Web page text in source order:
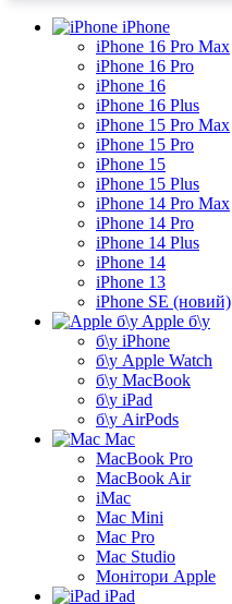
iPhone
iPhone 16 Pro Max
iPhone 16 Pro
iPhone 16
iPhone 16 Plus
iPhone 15 Pro Max
iPhone 15 Pro
iPhone 15
iPhone 15 Plus
iPhone 14 Pro Max
iPhone 14 Pro
iPhone 14 Plus
iPhone 14
iPhone 13
iPhone SE (новий)
Apple б\у
б\у iPhone
б\у Apple Watch
б\у MacBook
б\у iPad
б\у AirPods
Mac
MacBook Pro
MacBook Air
iMac
Mac Mini
Mac Pro
Mac Studio
Монітори Apple
iPad